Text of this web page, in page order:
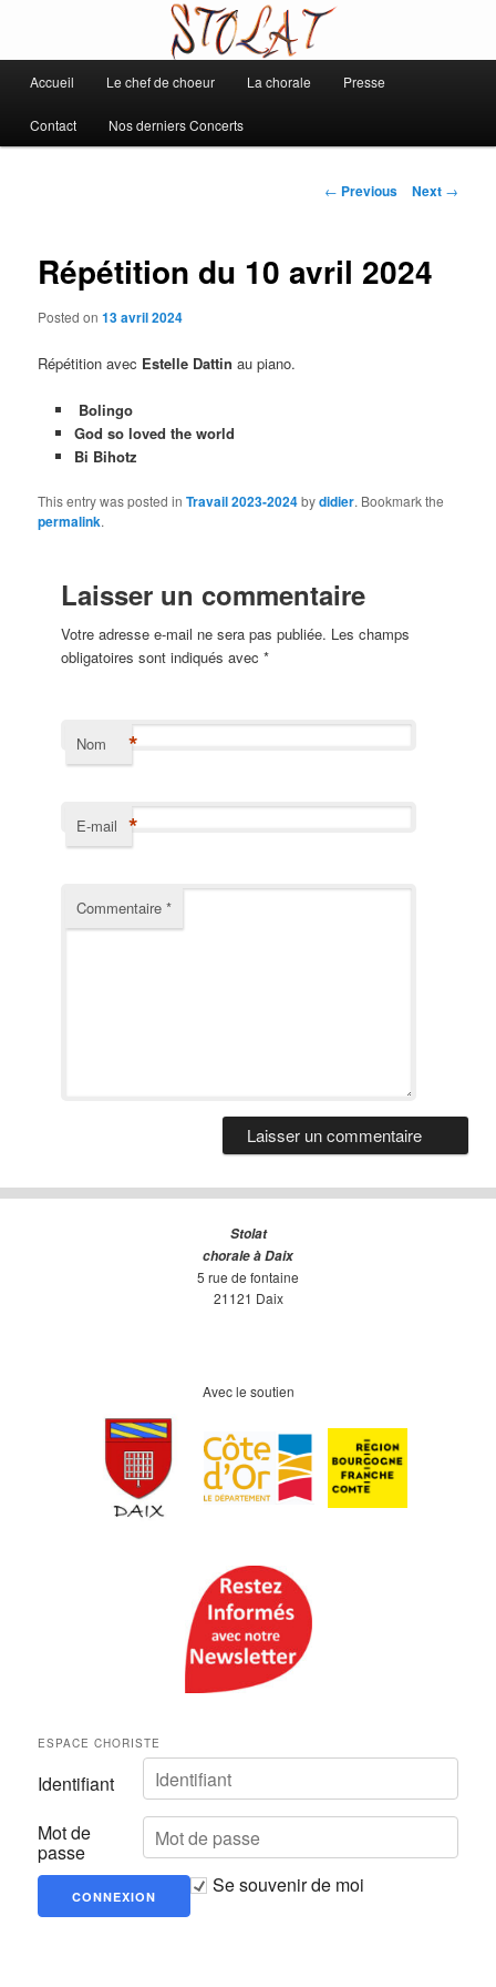
Stolat
menu
Skip
to
Accueil Le chef de choeur La chorale Presse
Contact Nos derniers Concerts
Post
← Previous Next →
Répétition du 10 avril 2024
Posted on13 avril 2024
Répétition avec Estelle Dattin au piano.
Bolingo
God so loved the world
Bi Bihotz
This entry was posted inTravail 2023-2024bydidier. Bookmark the
permalink.
Laisser un commentaire
Votre adresse e-mail ne sera pas publiée. Les champs
obligatoires sont indiqués avec*
Nom *
E-mail *
Commentaire*
Stolat
chorale à Daix
5 rue de fontaine
21121 Daix
Avec le soutien
ESPACE CHORISTE
Identifiant
Mot de
passe
Se souvenir de moi